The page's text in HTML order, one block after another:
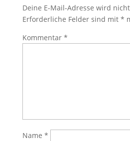
Deine E-Mail-Adresse wird
Erforderliche Felder sind mit *
Kommentar *
Name *